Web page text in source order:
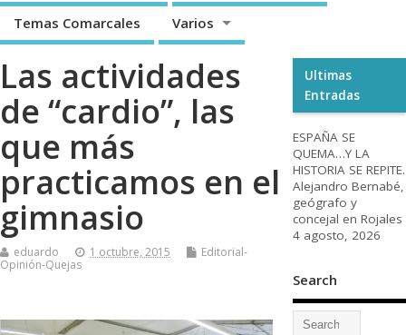
Temas Comarcales Varios
Las actividades
de “cardio”, las
que más
practicamos en el
gimnasio
eduardo 1 octubre, 2015
Editorial-
Opinión-Quejas
Ultimas
Entradas
ESPAÑA SE
QUEMA…Y LA
HISTORIA SE REPITE.
Alejandro Bernabé,
geógrafo y
concejal en Rojales
4 agosto, 2026
Search